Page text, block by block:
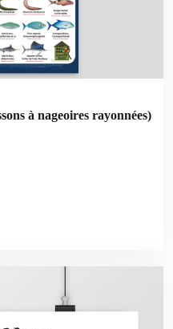
à nageoires rayonnées)